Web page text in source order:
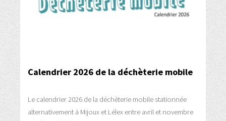
Calendrier 2026 de la déchèterie mobile
Le calendrier 2026 de la déchèterie mobile stationnée
alternativement à Mijoux et Lélex entre avril et novembre